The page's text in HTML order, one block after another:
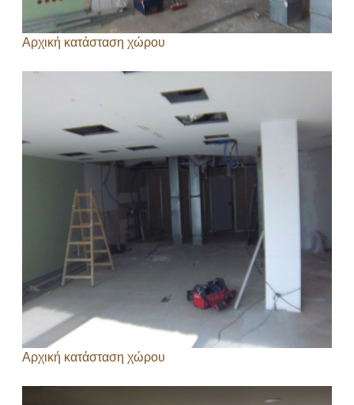
Αρχική κατάσταση χώρου
Αρχική κατάσταση χώρου